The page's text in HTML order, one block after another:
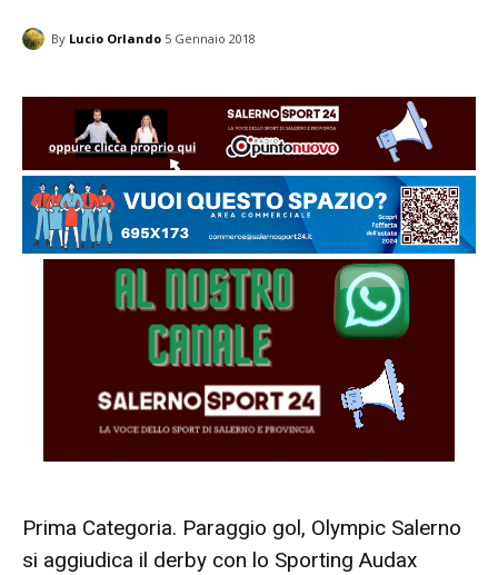
By Lucio Orlando 5 Gennaio 2018
Prima Categoria. Paraggio gol, Olympic Salerno
si aggiudica il derby con lo Sporting Audax